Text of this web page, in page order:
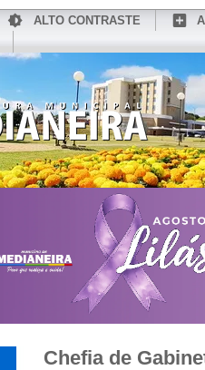
ALTO CONTRASTE
CONHEÇA MEDIANEIRA
Chefia de